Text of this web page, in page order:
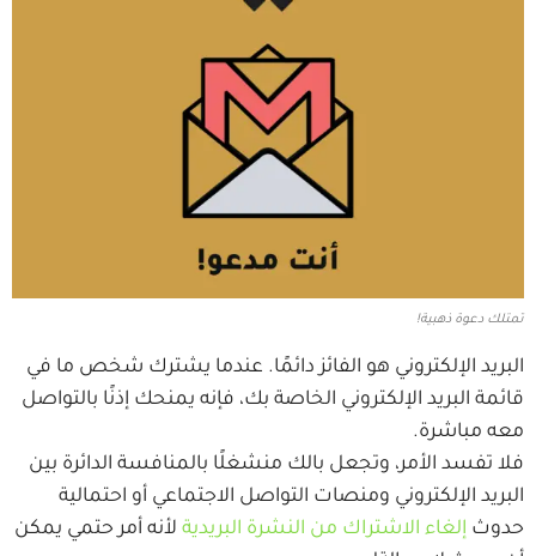
تمتلك دعوة ذهبية!
البريد الإلكتروني هو الفائز دائمًا. عندما يشترك شخص ما في
قائمة البريد الإلكتروني الخاصة بك، فإنه يمنحك إذنًا بالتواصل
معه مباشرة.
فلا تفسد الأمر، وتجعل بالك منشغلًا بالمنافسة الدائرة بين
البريد الإلكتروني ومنصات التواصل الاجتماعي أو احتمالية
حدوث إلغاء الاشتراك من النشرة البريدية لأنه أمر حتمي يمكن